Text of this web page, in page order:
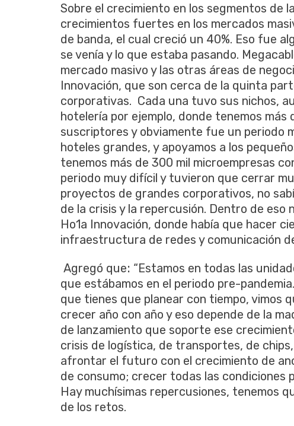
Sobre el crecimiento en los segmentos de
crecimientos fuertes en los mercados
de banda, el cual creció un 40%. Eso fue
se venía y lo que estaba pasando.
mercado masivo y las otras áreas de
Innovación, que son cerca de la quinta
corporativas. Cada una tuvo sus nichos,
hotelería por ejemplo, donde tenemos
suscriptores y obviamente fue un periodo
hoteles grandes, y apoyamos a los
tenemos más de 300 mil microempresas
periodo muy difícil y tuvieron que cerrar
proyectos de grandes corporativos, no
de la crisis y la repercusión. Dentro de
Ho1a Innovación, donde había que hacer
infraestructura de redes y comunicación
Agregó que: “Estamos en todas las
que estábamos en el periodo pre-
que tienes que planear con tiempo, vimos
crecer año con año y eso depende de la
de lanzamiento que soporte ese
crisis de logística, de transportes, de
afrontar el futuro con el crecimiento de
de consumo; crecer todas las condiciones
Hay muchísimas repercusiones, tenemos
de los retos.